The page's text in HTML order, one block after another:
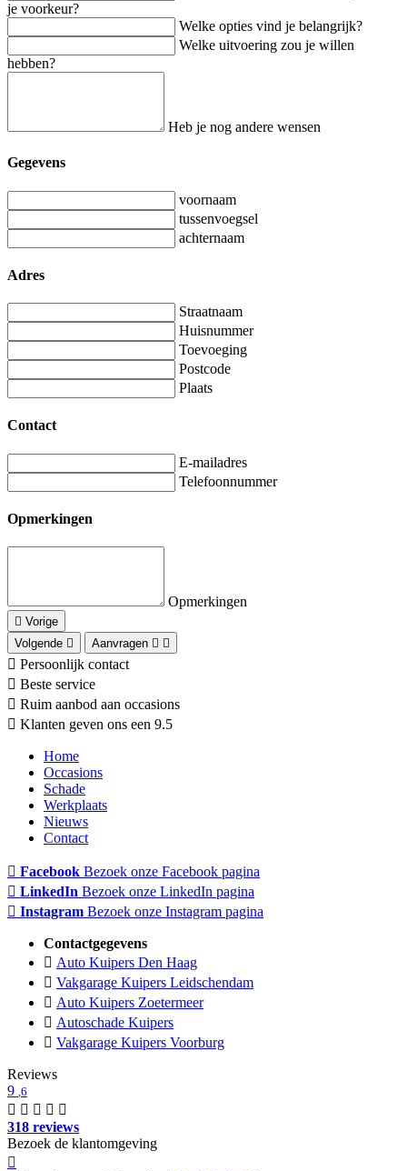
je voorkeur?
Welke opties vind je belangrijk?
Welke uitvoering zou je willen
hebben?
Heb je nog andere wensen
Gegevens
voornaam
tussenvoegsel
achternaam
Adres
Straatnaam
Huisnummer
Toevoeging
Postcode
Plaats
Contact
E-mailadres
Telefoonnummer
Opmerkingen
Opmerkingen
Vorige
Volgende
Aanvragen
Persoonlijk contact
Beste service
Ruim aanbod aan occasions
Klanten geven ons een 9.5
Home
Occasions
Schade
Werkplaats
Nieuws
Contact
Facebook Bezoek onze Facebook pagina
LinkedIn Bezoek onze LinkedIn pagina
Instagram Bezoek onze Instagram pagina
Contactgegevens
Auto Kuipers Den Haag
Vakgarage Kuipers Leidschendam
Auto Kuipers Zoetermeer
Autoschade Kuipers
Vakgarage Kuipers Voorburg
Reviews
9 ,6
318 reviews
Bezoek de klantomgeving